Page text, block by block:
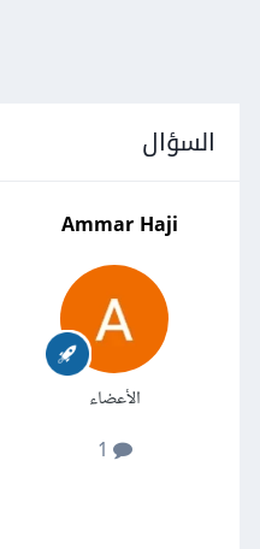
السؤال
Ammar Haji
الأعضاء